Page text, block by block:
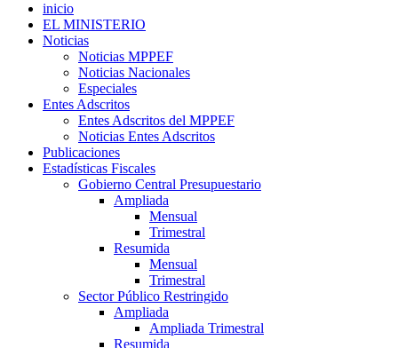
inicio
EL MINISTERIO
Noticias
Noticias MPPEF
Noticias Nacionales
Especiales
Entes Adscritos
Entes Adscritos del MPPEF
Noticias Entes Adscritos
Publicaciones
Estadísticas Fiscales
Gobierno Central Presupuestario
Ampliada
Mensual
Trimestral
Resumida
Mensual
Trimestral
Sector Público Restringido
Ampliada
Ampliada Trimestral
Resumida